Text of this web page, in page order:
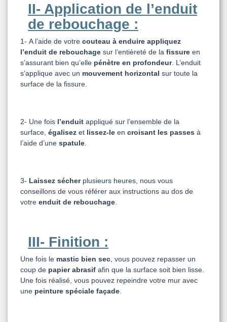
II- Application de l’enduit
de rebouchage :
1- A l’aide de votre couteau à enduire appliquez
l’enduit de rebouchage sur l’entièreté de la fissure en
s’assurant bien qu’elle pénètre en profondeur. L’enduit
s’applique avec un mouvement horizontal sur toute la
surface de la fissure.
2- Une fois l’enduit appliqué sur l’ensemble de la
surface, égalisez et lissez-le en croisant les passes à
l’aide d’une spatule
3- Laissez sécherplusieurs heures, nous vous
conseillons de vous référer aux instructions au dos de
votre enduit de rebouchage
III- Finition :
Une fois le mastic bien sec , vous pouvez repasser un
coup de papier abrasif afin que la surface soit bien lisse.
Une fois réalisé, vous pouvez repeindre votre mur avec
une peinture spéciale façade